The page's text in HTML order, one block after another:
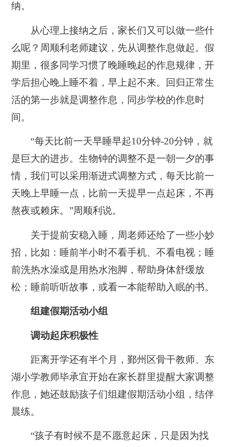
纳。
从心理上接纳之后，家长们又可以做一些什
么呢？周顺利老师建议，先从调整作息做起。假
期里，很多同学习惯了晚睡晚起的作息规律，开
学后担心晚上睡不着，早上起不来。回归正常生
活的第一步就是调整作息，同步学校的作息时
间。
“每天比前一天早睡早起10分钟-20分钟，就
是巨大的进步。生物钟的调整不是一朝一夕的事
情，我们可以采用渐进式调整方式，每天比前一
天晚上早睡一点，比前一天提早一点起床，不再
熬夜或赖床。”周顺利说。
关于提前安稳入睡，周老师还给了一些小妙
招，比如：睡前半小时不看手机、不看电视；睡
前洗热水澡或是用热水泡脚，帮助身体舒缓放
松；睡前听听故事，或看一本能帮助入眠的书。
组建假期活动小组
调动起床积极性
距离开学还有半个月，鄞州区骨干教师、东
湖小学教师毕承宜开始在家长群里提醒大家调整
作息，她还鼓励孩子们组建假期活动小组，结伴
晨练。
“孩子有时候不是不愿意起床，只是因为找